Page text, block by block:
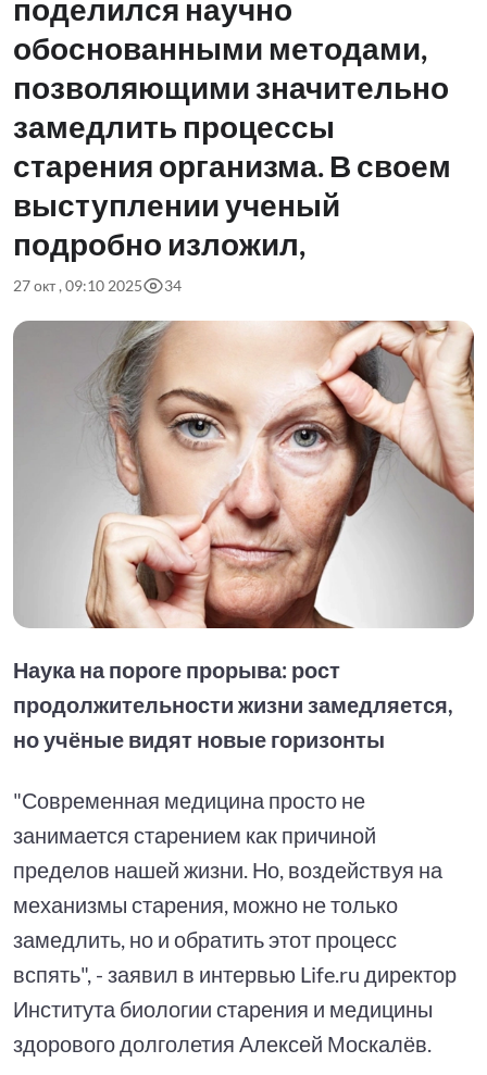
поделился научно
обоснованными методами,
позволяющими значительно
замедлить процессы
старения организма. В своем
выступлении ученый
подробно изложил,
27 окт , 09:10 2025 34
Наука на пороге прорыва: рост
продолжительности жизни замедляется,
но учёные видят новые горизонты
"Современная медицина просто не
занимается старением как причиной
пределов нашей жизни. Но, воздействуя на
механизмы старения, можно не только
замедлить, но и обратить этот процесс
вспять", - заявил в интервью Life.ru директор
Института биологии старения и медицины
здорового долголетия Алексей Москалёв.